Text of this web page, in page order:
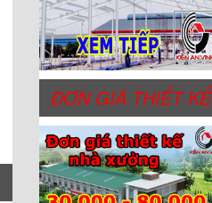
ĐƠN GIÁ THIẾT KẾ